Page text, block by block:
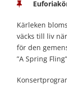
Kärleken
väcks till liv
för den
”A Spring